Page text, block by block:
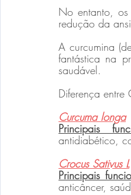
No entanto,
redução da
A curcumina
fantástica na
saudável.
Diferença entre
Curcuma longa
Principais
antidiabético,
Crocus Sativus L
Principais
anticâncer,